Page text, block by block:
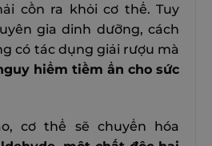
cồn ra khỏi cơ thể. Tuy
gia dinh dưỡng, cách
có tác dụng giải rượu mà
hiểm tiềm ẩn cho sức
cơ thể sẽ chuyển hóa